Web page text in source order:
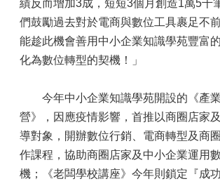
績反而增加3成，短短3個月創造1萬5千
們鼓勵過去對於電商與數位工具裹足不
能趁此機會善用中小企業知識學苑豐富
化為數位轉型的契機！」
今年中小企業知識學苑開設的《產
營》，因應疫情影響，首推以商圈店家
導對象，開辦數位行銷、電商轉型及商
作課程，協助商圈店家及中小企業運用
機；《老闆學校講座》今年則鎖定『成